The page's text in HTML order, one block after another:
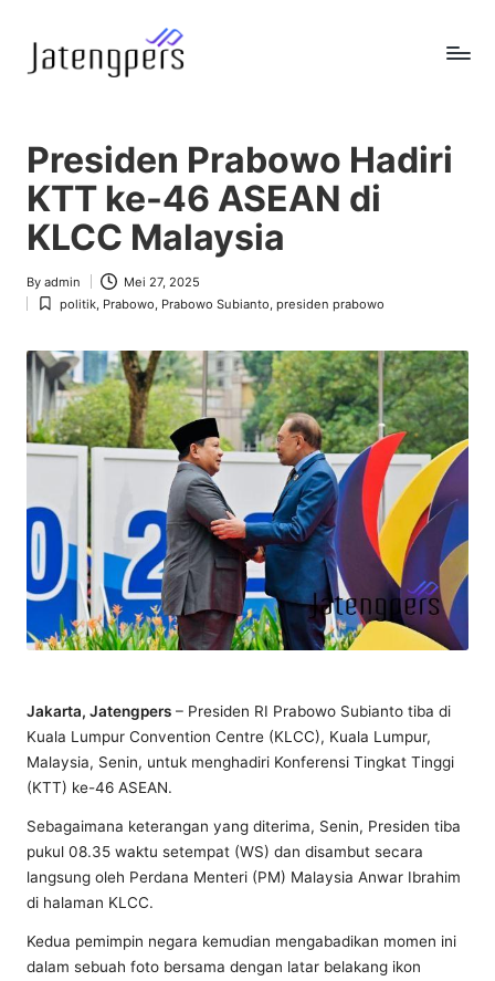
a
t
e
n
g
e
r
s
Pemerintah
Presiden Prabowo Hadiri
KTT ke-46 ASEAN di
KLCC Malaysia
Posted
by
By admin Mei 27, 2025
Posted
politik, Prabowo Prabowo Subianto presiden prabowo
Jakarta, Jatengpers – Presiden RI Prabowo Subianto tiba di
Kuala Lumpur Convention Centre (KLCC), Kuala Lumpur,
Malaysia, Senin, untuk menghadiri Konferensi Tingkat Tinggi
(KTT) ke-46 ASEAN.
Sebagaimana keterangan yang diterima, Senin, Presiden tiba
pukul 08.35 waktu setempat (WS) dan disambut secara
langsung oleh Perdana Menteri (PM) Malaysia Anwar Ibrahim
di halaman KLCC.
Kedua pemimpin negara kemudian mengabadikan momen ini
dalam sebuah foto bersama dengan latar belakang ikon